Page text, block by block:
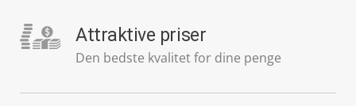
Attraktive priser
Den bedste kvalitet for dine penge